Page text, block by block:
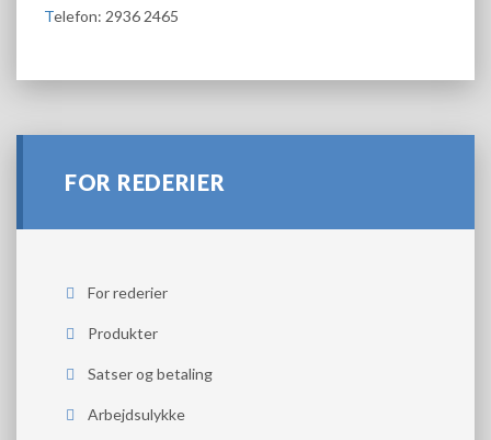
Telefon: 2936 2465
FOR REDERIER
For rederier
Produkter
Satser og betaling
Arbejdsulykke